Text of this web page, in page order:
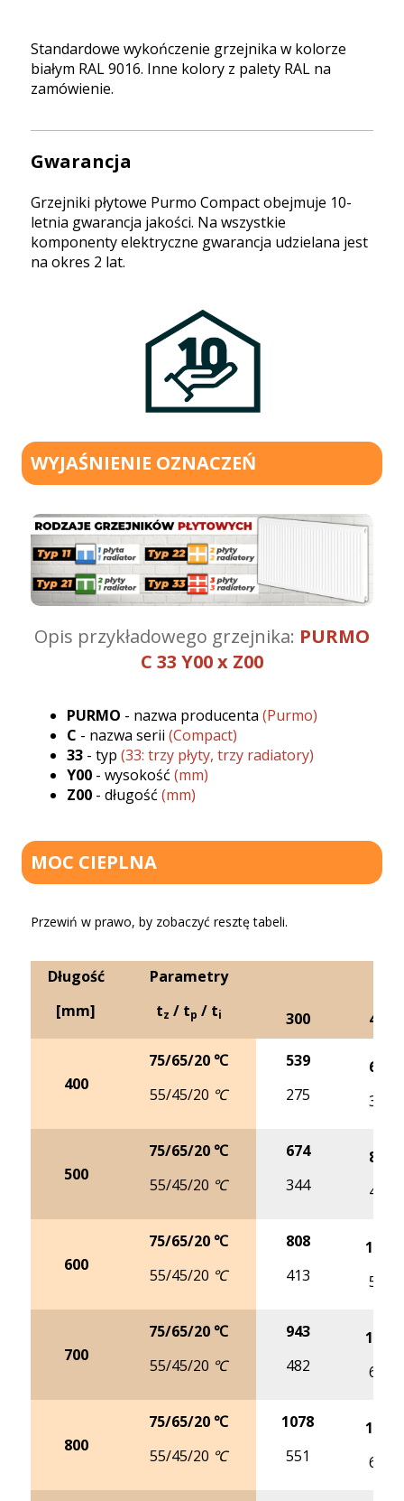
Standardowe wykończenie grzejnika w kolorze
białym RAL 9016. Inne kolory z palety RAL na
zamówienie.
Gwarancja
Grzejniki płytowe Purmo Compact obejmuje 10-
letnia gwarancja jakości. Na wszystkie
komponenty elektryczne gwarancja udzielana jest
na okres 2 lat.
WYJAŚNIENIE OZNACZEŃ
Opis przykładowego grzejnika: PURMO
C 33 Y00 x Z00
PURMO - nazwa producenta (Purmo)
C - nazwa serii (Compact)
33 - typ (33: trzy płyty, trzy radiatory)
Y00 - wysokość (mm)
Z00 - długość (mm)
MOC CIEPLNA
Przewiń w prawo, by zobaczyć resztę tabeli.
Długość
[mm]
Parametry
tz / tp / ti 300 400
400
75/65/20 ℃
55/45/20 ℃
539
275
680
345
500
75/65/20 ℃
55/45/20 ℃
674
344
850
432
600
75/65/20 ℃
55/45/20 ℃
808
413
1019
518
700
75/65/20 ℃
55/45/20 ℃
943
482
1189
604
800
75/65/20 ℃
55/45/20 ℃
1078
551
1359
691